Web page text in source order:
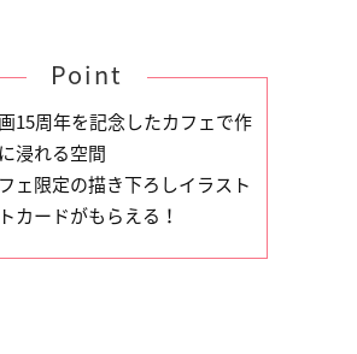
Point
15周年を記念したカフェで作
浸れる空間
ェ限定の描き下ろしイラスト
カードがもらえる！